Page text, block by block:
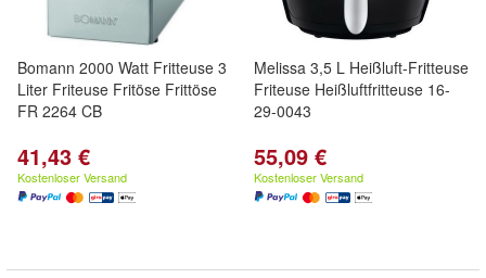
Bomann 2000 Watt Fritteuse 3
Liter Friteuse Fritöse Frittöse
FR 2264 CB
41,43 €
Kostenloser Versand
Melissa 3,5 L Heißluft-Fritteuse
Friteuse Heißluftfritteuse 16-
29-0043
55,09 €
Kostenloser Versand